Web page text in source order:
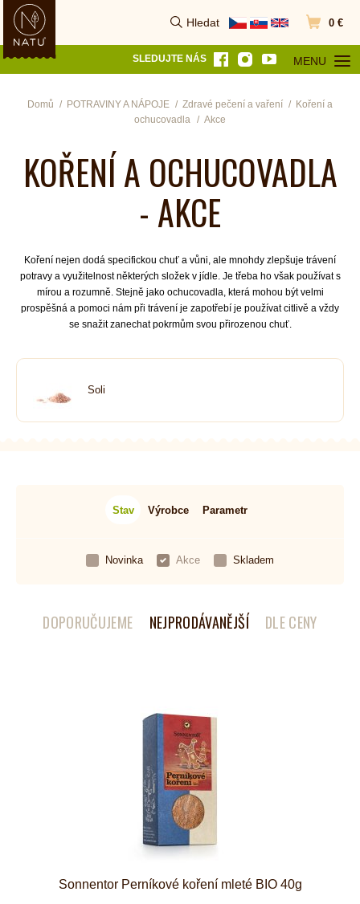
Hledat
Vyhledat Přejít do
0 €
SLEDUJTE NÁS MENU
OTEVŘÍT
Domů POTRAVINY A NÁPOJE Zdravé pečení a vaření
Koření a
ochucovadla
Akce
KOŘENÍ A OCHUCOVADLA
- AKCE
Koření nejen dodá specifickou chuť a vůni, ale mnohdy zlepšuje trávení
potravy a využitelnost některých složek v jídle. Je třeba ho však používat s
mírou a rozumně. Stejně jako ochucovadla, která mohou být velmi
prospěšná a pomoci nám při trávení je zapotřebí je používat citlivě a vždy
se snažit zanechat pokrmům svou přirozenou chuť.
Soli
Stav Výrobce Parametr
Novinka Akce Skladem
DOPORUČUJEME NEJPRODÁVANĚJŠÍ DLE CENY
Sonnentor Perníkové koření mleté BIO 40g